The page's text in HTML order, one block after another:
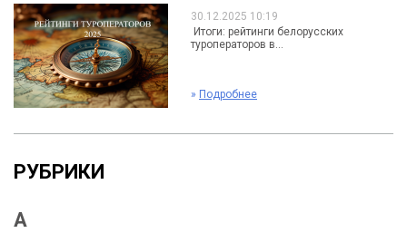
30.12.2025 10:19
Итоги: рейтинги белорусских
туроператоров в...
» Подробнее
РУБРИКИ
А